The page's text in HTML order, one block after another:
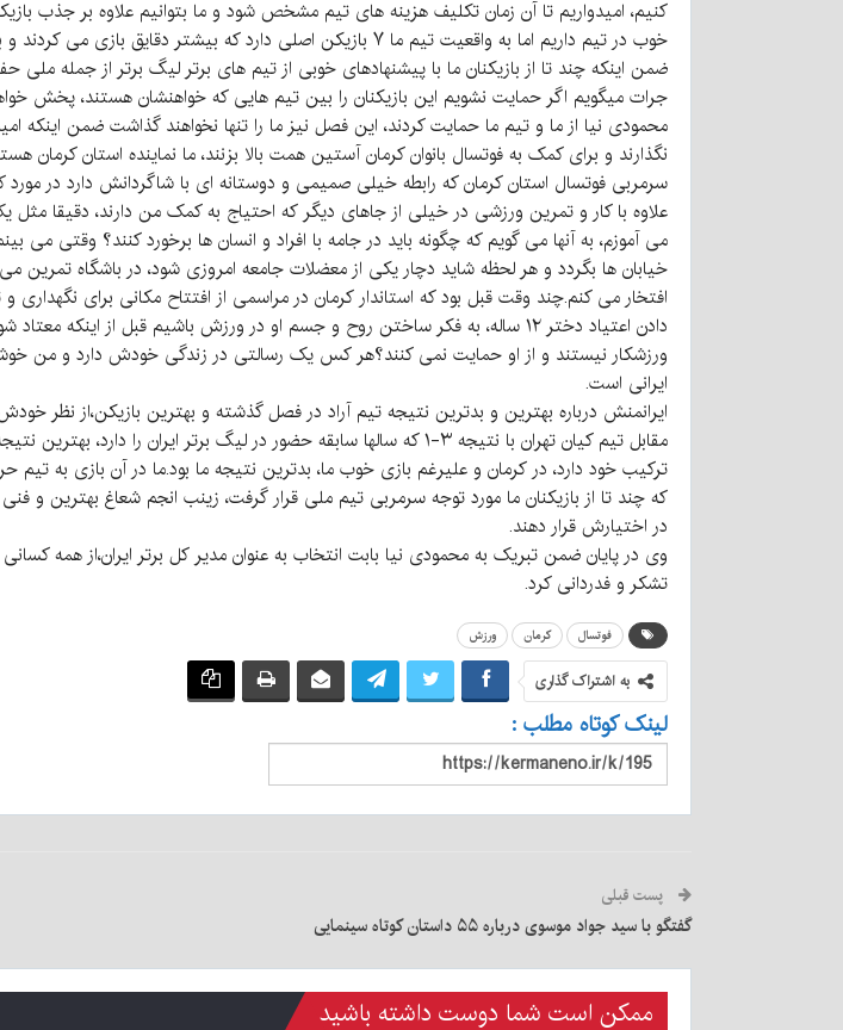
ضمن اینکه چند تا از بازیکنان ما با پیشنهادهای خوبی از تیم های برتر لیگ برتر از جمله
جرات میگویم اگر حمایت نشویم این بازیکنان را بین تیم هایی که خواهنشان هستند، پخش
محمودی نیا از ما و تیم ما حمایت کردند، این فصل نیز ما را تنها نخواهند گذاشت ضمن اینکه
نگذارند و برای کمک به فوتسال بانوان کرمان آستین همت بالا بزنند، ما نماینده استان کرمان
سرمربی فوتسال استان کرمان که رابطه خیلی صمیمی و دوستانه ای با شاگردانش دارد در
علاوه با کار و تمرین ورزشی در خیلی از جاهای دیگر که احتیاج به کمک من دارند، دقیقا
می آموزم، به آنها می گویم که چگونه باید در جامه با افراد و انسان ها برخورد کنند؟ وقتی می
خیابان ها بگردد و هر لحظه شاید دچار یکی از معضلات جامعه امروزی شود، در باشگاه
افتخار می کنم.چند وقت قبل بود که استاندار کرمان در مراسمی از افتتاح مکانی برای
ورزشکار نیستند و از او حمایت نمی کنند؟هر کس یک رسالتی در زندگی خودش دارد و من
ایرانی است.
ایرانمنش درباره بهترین و بدترین نتیجه تیم آراد در فصل گذشته و بهترین بازیکن،از نظر
ترکیب خود دارد، در کرمان و علیرغم بازی خوب ما، بدترین نتیجه ما بود.ما در آن بازی به
که چند تا از بازیکنان ما مورد توجه سرمربی تیم ملی قرار گرفت، زینب انجم شعاغ بهترین
در اختیارش قرار دهند.
وی در پایان ضمن تبریک به محمودی نیا بابت انتخاب به عنوان مدیر کل برتر ایران،از
تشکر و فدردانی کرد.
فوتسال کرمان ورزش
به اشتراک گذاری
لینک کوتاه مطلب :
پست قبلی
گفتگو با سید جواد موسوی درباره ۵۵ داستان کوتاه سینمایی
ممکن است شما دوست داشته باشید